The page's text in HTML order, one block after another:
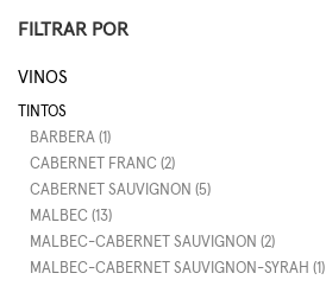
FILTRAR POR
VINOS
TINTOS
BARBERA (1)
CABERNET FRANC (2)
CABERNET SAUVIGNON (5)
MALBEC (13)
MALBEC-CABERNET SAUVIGNON (2)
MALBEC-CABERNET SAUVIGNON-SYRAH (1)